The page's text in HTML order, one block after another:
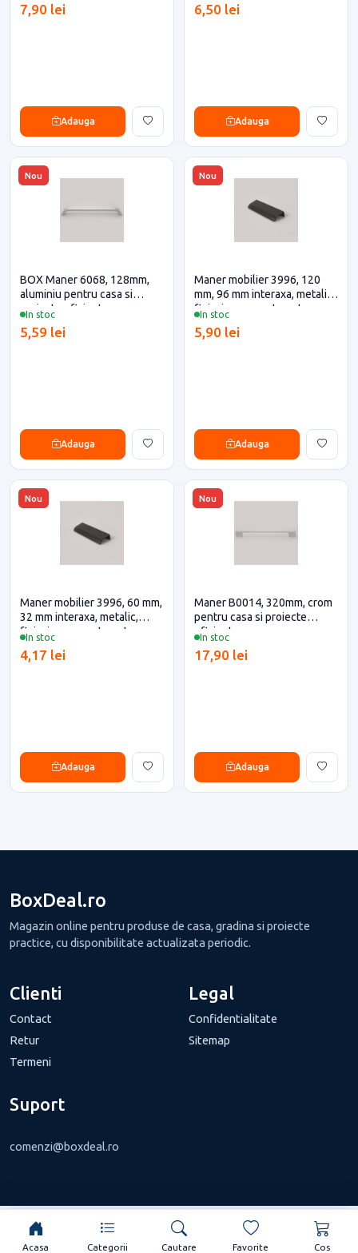
7,90 lei
Adauga
6,50 lei
Adauga
Nou
In stoc
BOX Maner 6068, 128mm,
aluminiu pentru casa si
proiecte eficiente
5,59 lei
Adauga
Nou
In stoc
Maner mobilier 3996, 120
mm, 96 mm interaxa, metalic,
finisaj negru mat pentru casa
5,90 lei
Adauga
Nou
In stoc
Maner mobilier 3996, 60 mm,
32 mm interaxa, metalic,
finisaj negru mat pentru casa
4,17 lei
Adauga
Nou
In stoc
Maner B0014, 320mm, crom
pentru casa si proiecte
eficiente
17,90 lei
Adauga
BoxDeal.ro
Magazin online pentru produse de casa, gradina si proiecte
practice, cu disponibilitate actualizata periodic.
Clienti
Contact
Retur
Termeni
Legal
Confidentialitate
Sitemap
Suport
comenzi@boxdeal.ro
Acasa Categorii Cautare Favorite Cos